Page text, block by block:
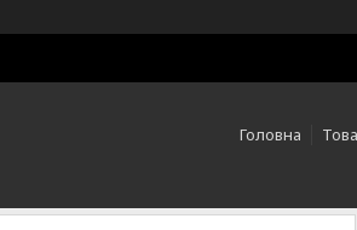
Головна